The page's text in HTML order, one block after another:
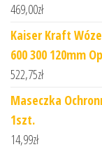
469,00zł
Kaiser Kraft
600 300 120mm
522,75zł
Maseczka
1szt.
14,99zł